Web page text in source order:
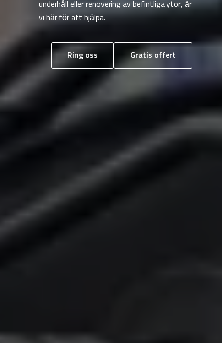
underhåll eller renovering av befintliga ytor, är
vi här för att hjälpa.
Ring oss Gratis offert